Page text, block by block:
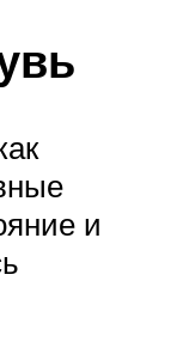
и